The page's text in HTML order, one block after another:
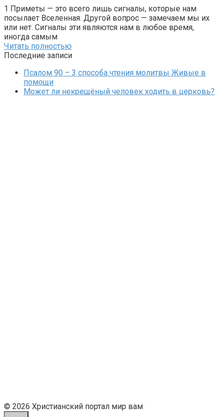
1 Приметы — это всего лишь сигналы, которые нам
посылает Вселенная. Другой вопрос — замечаем мы их
или нет. Сигналы эти являются нам в любое время,
иногда самым
Читать полностью
Последние записи
Псалом 90 – 3 способа чтения молитвы Живые в
помощи
Может ли некрещёный человек ходить в церковь?
© 2026 Христианский портал мир вам